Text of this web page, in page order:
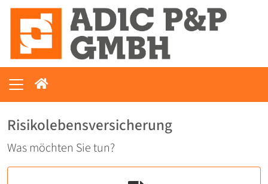
Risikolebensversicherung
Was möchten Sie tun?